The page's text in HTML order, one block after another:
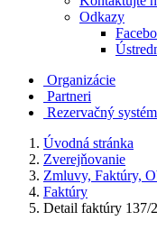
Odkazy
Organizácie
Partneri
Rezervačný systém
Úvodná stránka
Zverejňovanie
Zmluvy, Faktúry,
Faktúry
Detail faktúry 137/